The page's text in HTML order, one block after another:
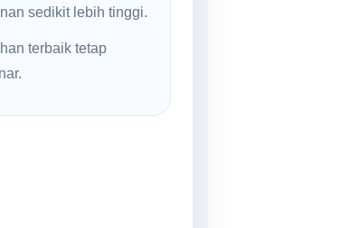
sedikit lebih tinggi.
terbaik tetap